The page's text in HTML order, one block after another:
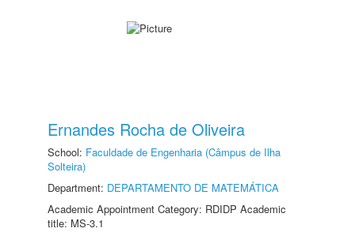
Ernandes Rocha de Oliveira
School: Faculdade de Engenharia (Câmpus de Ilha
Solteira)
Department: DEPARTAMENTO DE MATEMÁTICA
Academic Appointment Category: RDIDP Academic
title: MS-3.1